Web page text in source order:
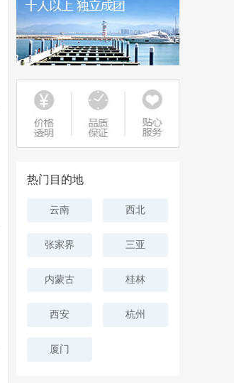
热门目的地
云南 西北
张家界 三亚
内蒙古 桂林
西安 杭州
厦门